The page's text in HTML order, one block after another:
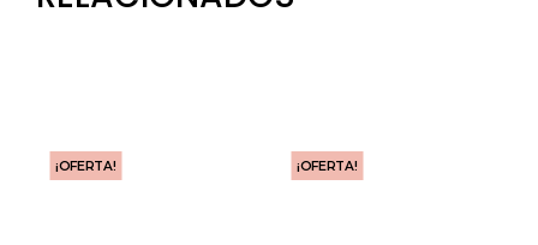
¡OFERTA! ¡OFERTA!